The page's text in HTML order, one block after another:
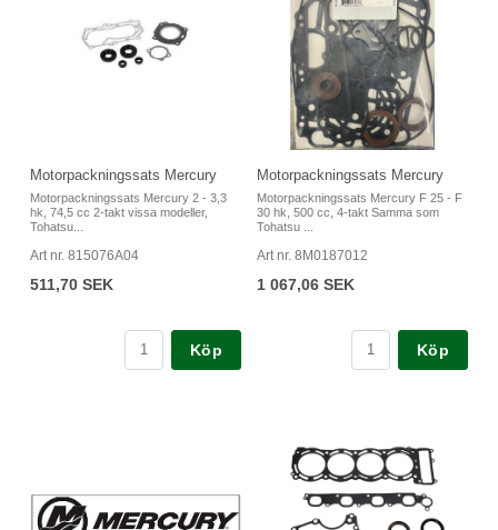
Motorpackningssats Mercury
Motorpackningssats Mercury 2 - 3,3
hk, 74,5 cc 2-takt vissa modeller,
Tohatsu...
Art nr. 815076A04
511,70 SEK
Köp
Motorpackningssats Mercury
Motorpackningssats Mercury F 25 - F
30 hk, 500 cc, 4-takt Samma som
Tohatsu ...
Art nr. 8M0187012
1 067,06 SEK
Köp